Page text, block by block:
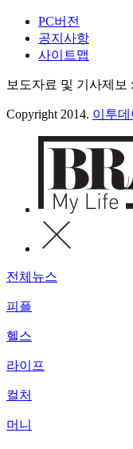
PC버전
공지사항
사이트맵
보도자료 및 기사제보
Copyright 2014. 이투데
전체뉴스
피플
헬스
라이프
컬처
머니